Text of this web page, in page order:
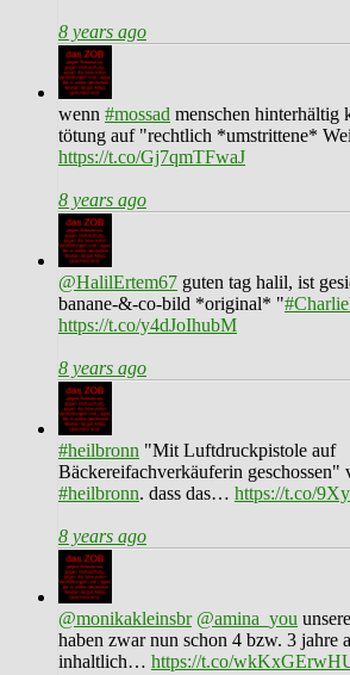
8 years ago
wenn #mossad menschen hinterhältig
tötung auf "rechtlich *umstrittene*
https://t.co/Gj7qmTFwaJ
8 years ago
@HalilErtem67 guten tag halil, ist
banane-&-co-bild *original* "
https://t.co/y4dJoIhubM
8 years ago
#heilbronn "Mit Luftdruckpistole auf
Bäckereifachverkäuferin geschossen"
#heilbronn. dass das… https://t.co/
8 years ago
@monikakleinsbr @amina_you
haben zwar nun schon 4 bzw. 3 jahre
inhaltlich… https://t.co/